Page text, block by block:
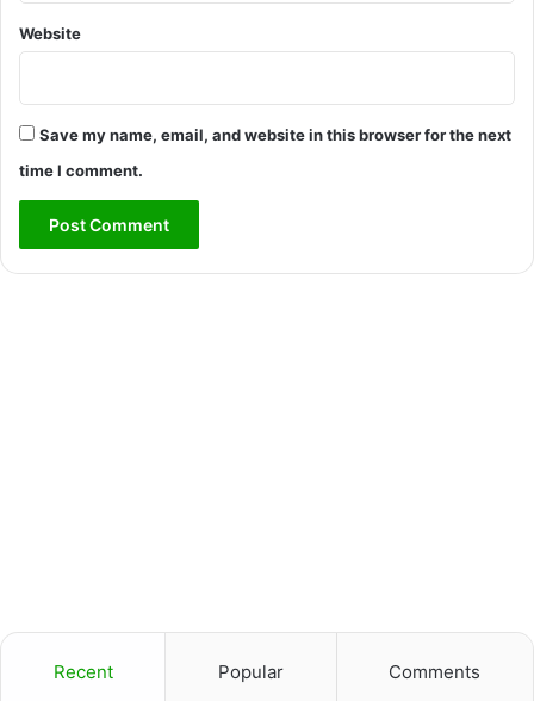
Website
Save my name, email, and website in this browser for the next
time I comment.
Recent Popular Comments